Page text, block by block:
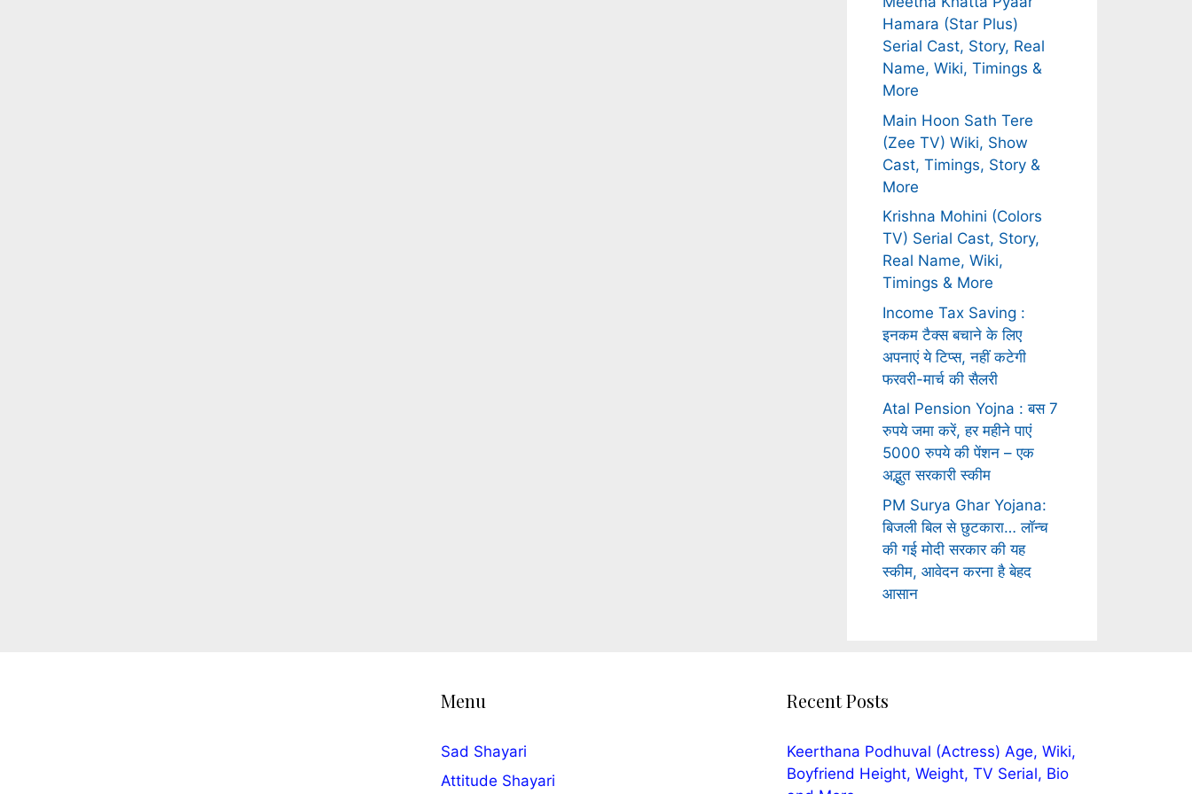
Hamara (Star Plus)
Serial Cast, Story, Real
Name, Wiki, Timings &
More
Main Hoon Sath Tere
(Zee TV) Wiki, Show
Cast, Timings, Story &
More
Krishna Mohini (Colors
TV) Serial Cast, Story,
Real Name, Wiki,
Timings & More
Income Tax Saving :
इनकम टैक्स बचाने के लिए
अपनाएं ये टिप्स, नहीं कटेगी
फरवरी-मार्च की सैलरी
Atal Pension Yojna : बस 7
रुपये जमा करें, हर महीने पाएं
5000 रुपये की पेंशन – एक
अद्भुत सरकारी स्कीम
PM Surya Ghar Yojana:
बिजली बिल से छुटकारा… लॉन्च
की गई मोदी सरकार की यह
स्कीम, आवेदन करना है बेहद
आसान
Menu
Sad Shayari
Attitude Shayari
Recent Posts
Keerthana Podhuval (Actress) Age, Wiki,
Boyfriend Height, Weight, TV Serial, Bio